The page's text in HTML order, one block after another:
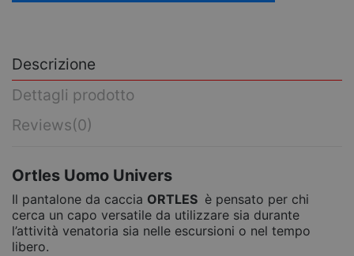
Descrizione
Dettagli prodotto
Reviews(0)
Ortles Uomo Univers
Il pantalone da caccia ORTLES è pensato per chi
cerca un capo versatile da utilizzare sia durante
l’attività venatoria sia nelle escursioni o nel tempo
libero.